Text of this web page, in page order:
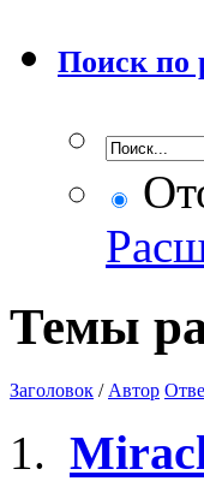
Поиск по
Темы
Заголовок / Автор